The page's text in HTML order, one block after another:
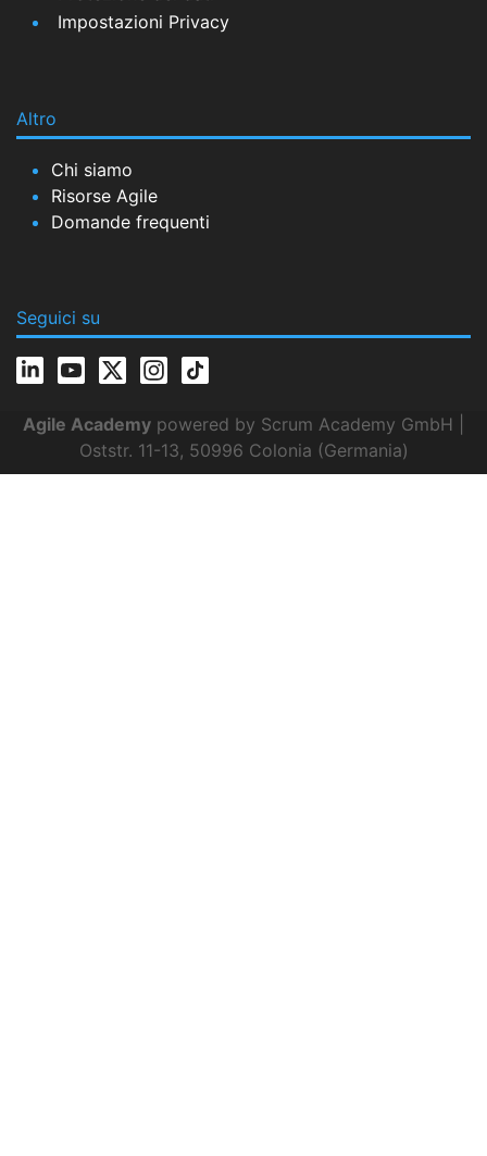
Impostazioni Privacy
Altro
Chi siamo
Risorse Agile
Domande frequenti
Seguici su
Agile Academy powered by Scrum Academy GmbH |
Oststr. 11-13, 50996 Colonia (Germania)